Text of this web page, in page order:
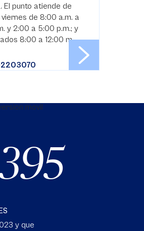
El punto atiende de
de 8:00 a.m. a
y 2:00 a 5:00 p.m.; y
8:00 a 12:00 m.
y que